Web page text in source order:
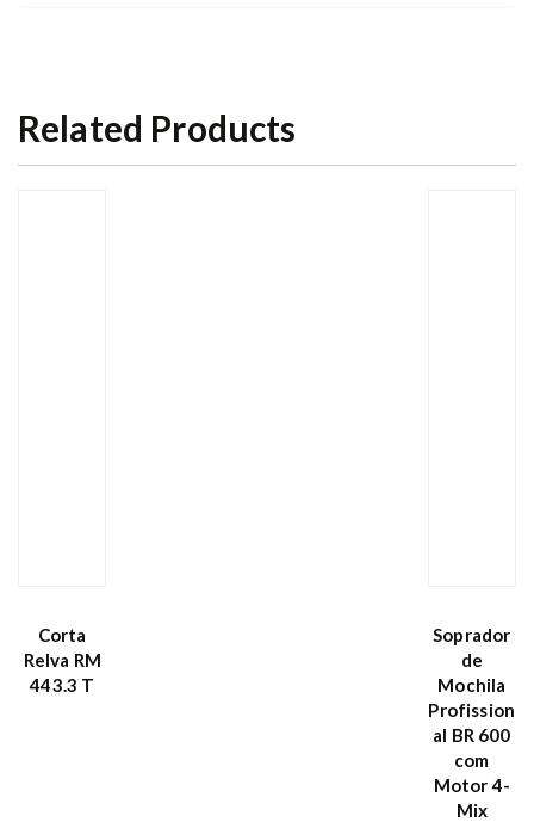
Related Products
Corta
Relva RM
443.3 T
Soprador
de
Mochila
Profission
al BR 600
com
Motor 4-
Mix